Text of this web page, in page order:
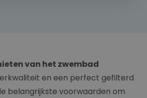
van het zwembad
en een perfect gefilterd
belangrijkste voorwaarden om